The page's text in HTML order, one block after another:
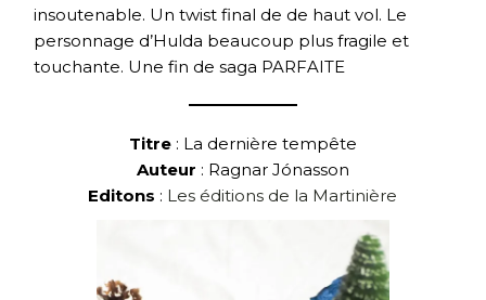
insoutenable. Un twist final de de haut vol. Le
personnage d’Hulda beaucoup plus fragile et
touchante. Une fin de saga PARFAITE
Titre: La dernière tempête
Auteur : Ragnar Jónasson
Editons : Les éditions de la Martinière